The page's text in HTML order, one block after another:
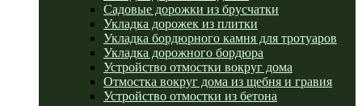
Садовые дорожки из брусчатки
Укладка дорожек из плитки
Укладка бордюрного камня для тротуаров
Укладка дорожного бордюра
Устройство отмостки вокруг дома
Отмостка вокруг дома из щебня и гравия
Устройство отмостки из бетона